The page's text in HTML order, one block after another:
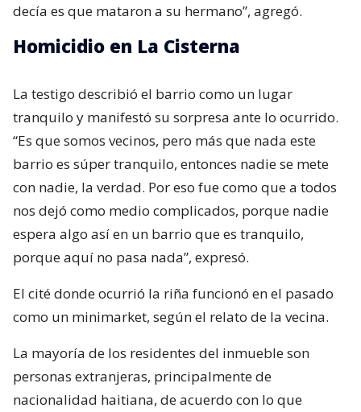
decía es que mataron a su hermano”, agregó.
Homicidio en La Cisterna
La testigo describió el barrio como un lugar
tranquilo y manifestó su sorpresa ante lo ocurrido.
“Es que somos vecinos, pero más que nada este
barrio es súper tranquilo, entonces nadie se mete
con nadie, la verdad. Por eso fue como que a todos
nos dejó como medio complicados, porque nadie
espera algo así en un barrio que es tranquilo,
porque aquí no pasa nada”, expresó.
El cité donde ocurrió la riña funcionó en el pasado
como un minimarket, según el relato de la vecina.
La mayoría de los residentes del inmueble son
personas extranjeras, principalmente de
nacionalidad haitiana, de acuerdo con lo que